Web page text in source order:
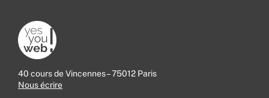
40 cours de Vincennes – 75012 Paris
Nous écrire